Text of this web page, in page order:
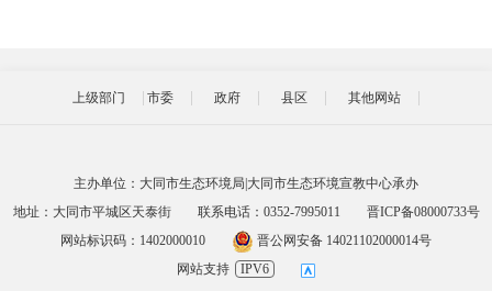
上级部门 市委 政府 县区 其他网站
主办单位：大同市生态环境局|大同市生态环境宣教中心承办
地址：大同市平城区天泰街
联系电话：0352-7995011
晋ICP备08000733号
网站标识码：1402000010
晋公网安备 14021102000014号
网站支持
IPV6